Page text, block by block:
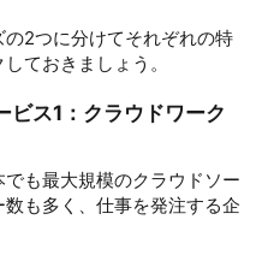
2つに分けてそれぞれの特
ておきましょう。
ビス1：クラウドワーク
でも最大規模のクラウドソー
も多く、仕事を発注する企